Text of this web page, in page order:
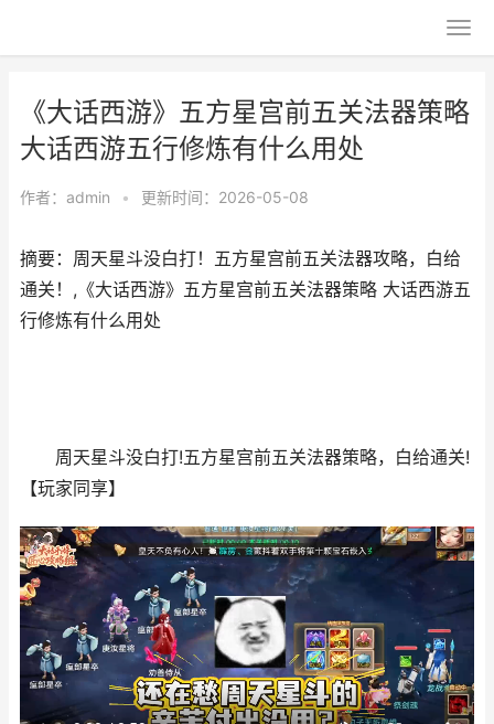
《大话西游》五方星宫前五关法器策略
大话西游五行修炼有什么用处
作者： admin • 更新时间：2026-05-08
摘要：周天星斗没白打！五方星宫前五关法器攻略，白给
通关！,《大话西游》五方星宫前五关法器策略 大话西游五
行修炼有什么用处
周天星斗没白打!五方星宫前五关法器策略，白给通关!
【玩家同享】